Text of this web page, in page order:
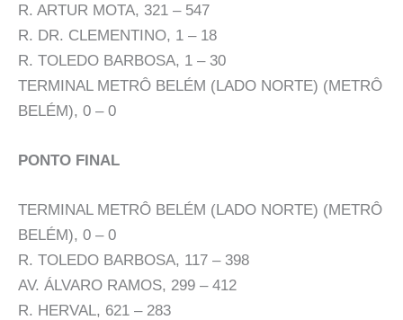
R. ARTUR MOTA, 321 – 547
R. DR. CLEMENTINO, 1 – 18
R. TOLEDO BARBOSA, 1 – 30
TERMINAL METRÔ BELÉM (LADO NORTE) (METRÔ
BELÉM), 0 – 0
PONTO FINAL
TERMINAL METRÔ BELÉM (LADO NORTE) (METRÔ
BELÉM), 0 – 0
R. TOLEDO BARBOSA, 117 – 398
AV. ÁLVARO RAMOS, 299 – 412
R. HERVAL, 621 – 283